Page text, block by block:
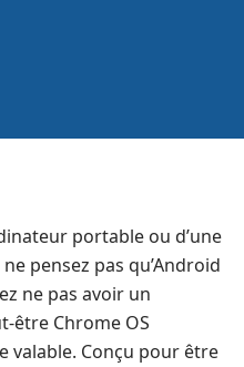
portable ou d’une
pensez pas qu’Android
ne pas avoir un
être Chrome OS
valable. Conçu pour être